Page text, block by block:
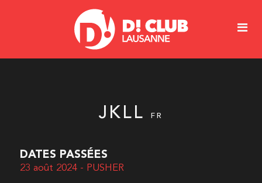
JKLL FR
DATES PASSÉES
23 août 2024 - PUSHER